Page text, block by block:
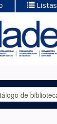
Listas